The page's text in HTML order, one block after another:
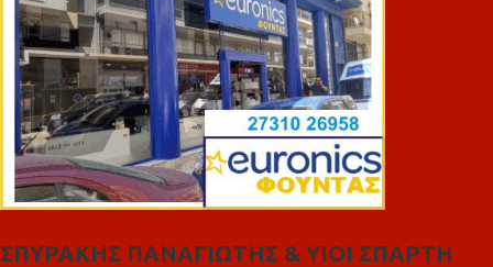
ΣΠΥΡΑΚΗΣ ΠΑΝΑΓΙΩΤΗΣ & YIOI ΣΠΑΡΤΗ